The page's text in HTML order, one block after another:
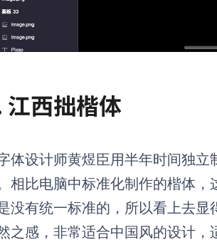
江西拙楷体
体设计师黄煜臣用半年时间独
相比电脑中标准化制作的楷体
没有统一标准的，所以看上去
之感，非常适合中国风的设计，